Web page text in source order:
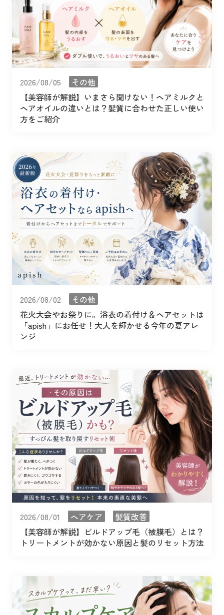
2026/08/05
その他
【美容師が解説】いまさら聞けない！ヘアミルクと
ヘアオイルの違いとは？髪質に合わせた正しい使い
方をご紹介
2026/08/02
その他
花火大会やお祭りに。浴衣の着付け＆ヘアセットは
「apish」にお任せ！大人を輝かせる今年の夏アレ
ンジ
2026/08/01 ヘアケア
髪質改善
【美容師が解説】ビルドアップ毛（被膜毛）とは？
トリートメントが効かない原因と髪のリセット方法